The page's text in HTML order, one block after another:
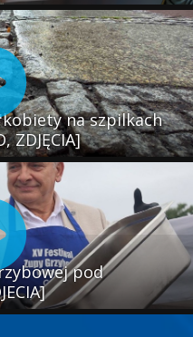
na szpilkach
ZDJĘCIA]
pod